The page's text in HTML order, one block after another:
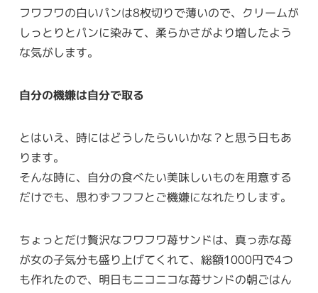
フワフワの白いパンは8枚切りで薄いので、クリームが
しっとりとパンに染みて、柔らかさがより増したよう
な気がします。
自分の機嫌は自分で取る
とはいえ、時にはどうしたらいいかな？と思う日もあ
ります。
そんな時に、自分の食べたい美味しいものを用意する
だけでも、思わずフフフとご機嫌になれたりします。
ちょっとだけ贅沢なフワフワ苺サンドは、真っ赤な苺
が女の子気分も盛り上げてくれて、総額1000円で4つ
も作れたので、明日もニコニコな苺サンドの朝ごはん